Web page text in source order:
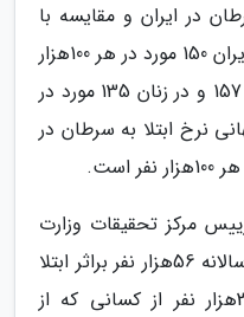
در ایران و مقایسه با
جهان گفت: نرخ بروز سرطان در ایران 150 مورد در هر 100هزار
نفر است که این میزان در مردان 157 و در زنان 135 مورد در
نرخ ابتلا به سرطان در
مرکز تحقیقات وزارت
بهداشت در این باره گفته است: سالانه 56هزار نفر براثر ابتلا
به سرطان فوت می کنند و 34هزار نفر از کسانی که از